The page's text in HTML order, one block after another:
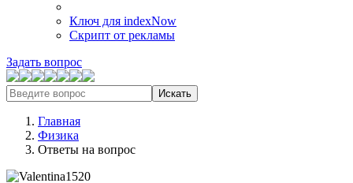
Ключ для indexNow
Скрипт от рекламы
Задать вопрос
Искать
Главная
Физика
Ответы на вопрос